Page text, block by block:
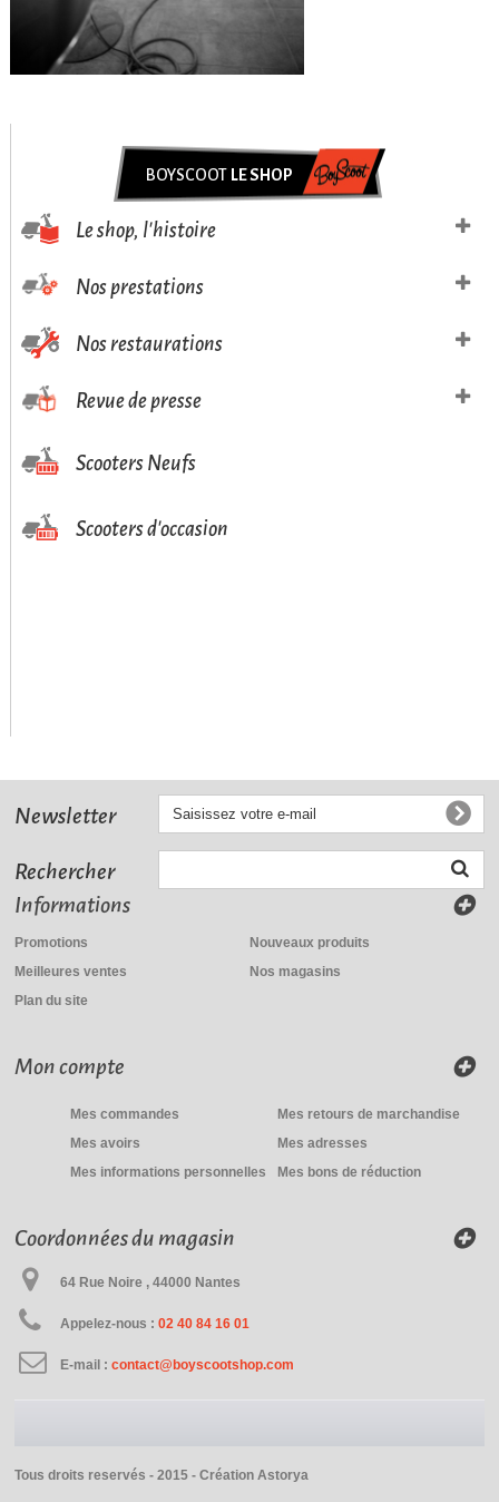
BOYSCOOT LE SHOP
Le shop, l'histoire
Nos prestations
Nos restaurations
Revue de presse
Scooters Neufs
Scooters d'occasion
Newsletter
Rechercher
Informations
Promotions
Nouveaux produits
Meilleures ventes
Nos magasins
Plan du site
Mon compte
Mes commandes
Mes retours de marchandise
Mes avoirs
Mes adresses
Mes informations personnelles
Mes bons de réduction
Coordonnées du magasin
64 Rue Noire , 44000 Nantes
Appelez-nous :02 40 84 16 01
E-mail :contact@boyscootshop.com
Tous droits reservés - 2015 -Création Astorya